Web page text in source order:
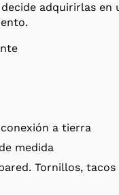
adquirirlas en
a tierra
medida
Tornillos, tacos